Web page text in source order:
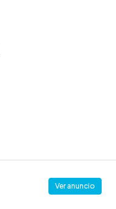
Ver anuncio